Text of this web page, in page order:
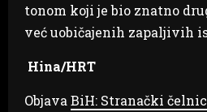
tonom koji je bio znatno
već uobičajenih zapaljivih
Hina/HRT
Objava BiH: Stranački